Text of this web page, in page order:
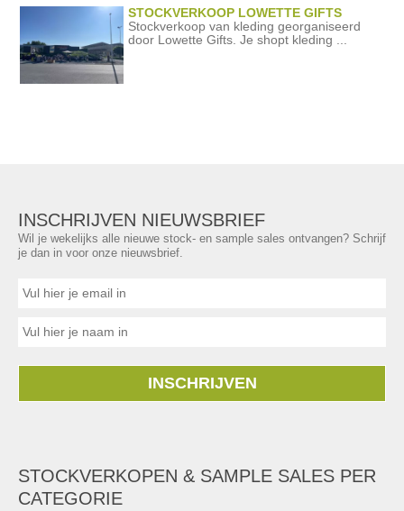
STOCKVERKOOP LOWETTE GIFTS
Stockverkoop van kleding georganiseerd
door Lowette Gifts. Je shopt kleding ...
INSCHRIJVEN NIEUWSBRIEF
Wil je wekelijks alle nieuwe stock- en sample sales ontvangen? Schrijf
je dan in voor onze nieuwsbrief.
INSCHRIJVEN
STOCKVERKOPEN & SAMPLE SALES PER
CATEGORIE